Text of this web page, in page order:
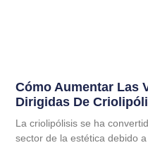
Cómo Aumentar Las
Dirigidas De
La criolipólisis se ha
sector de la estética debido